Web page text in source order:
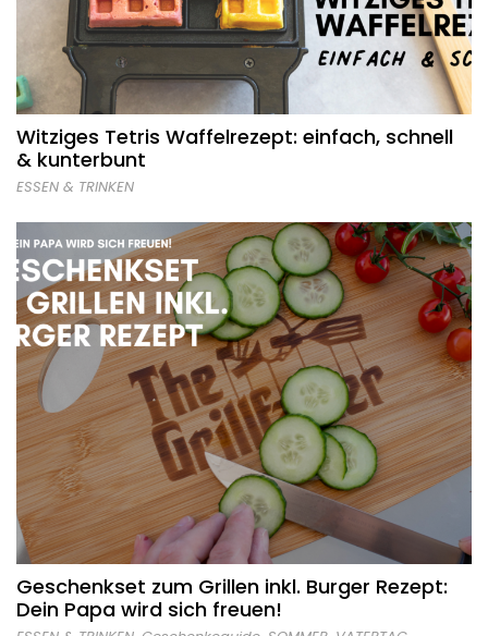
Witziges Tetris Waffelrezept: einfach, schnell
& kunterbunt
ESSEN & TRINKEN
Geschenkset zum Grillen inkl. Burger Rezept:
Dein Papa wird sich freuen!